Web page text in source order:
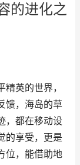
的进化之
英的世界，
馈，海岛的草
，都在移动设
的享受，更是
位，能借助地